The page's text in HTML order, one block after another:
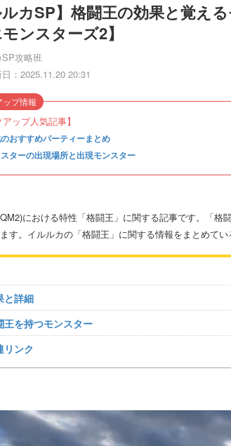
ルカSP】格闘王の効果と覚え
ンスターズ2】
攻略班
：2025.11.20 20:31
アップ人気記事】
おすすめパーティーまとめ
ターの出現場所と出現モンスター
ップ情報
における特性「格闘王」に関する記事です。「格
す。イルルカの「格闘王」に関する情報をまとめてい
と詳細
王を持つモンスター
リンク